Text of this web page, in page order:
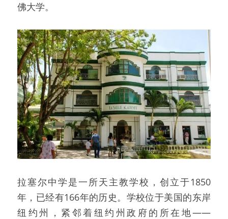
佛大学。
拉塞尔中学是一所天主教学校，创立于1850
年，已经有166年的历史。学校位于美国的东岸
纽约州，紧邻着纽约州政府的所在地——